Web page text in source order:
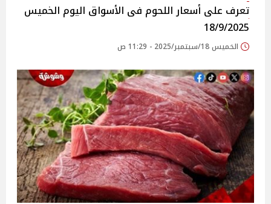
تعرف على أسعار اللحوم فى الأسواق‎‎ اليوم الخميس
18/9/2025
الخميس 18/سبتمبر/2025 - 11:29 ص